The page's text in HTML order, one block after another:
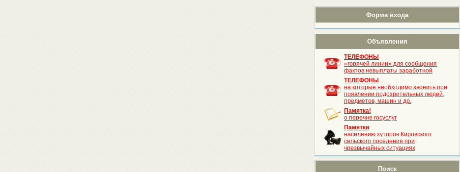
Форма входа
Объявления
ТЕЛЕФОНЫ
«горячей линии» для сообщения
фактов невыплаты заработной
ТЕЛЕФОНЫ
на которые необходимо звонить при
появлении подозрительных людей,
предметов, машин и др.
Памятка!
о перечне госуслуг
Памятки
населению хуторов Кировского
сельского поселения при
чрезвычайных ситуациях
Поиск